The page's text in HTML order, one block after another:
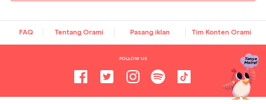
FAQ Tentang Orami Pasang iklan Tim Konten Orami
FOLLOW US